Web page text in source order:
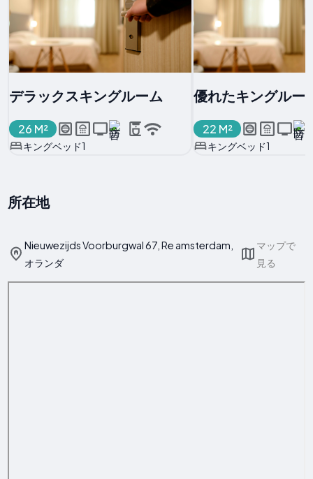
デラックスキングルーム
26 M²
キングベッド1
優れたキングルー
22 M²
キングベッド1
所在地
Nieuwezijds Voorburgwal 67, Re amsterdam,
オランダ
マップで
見る